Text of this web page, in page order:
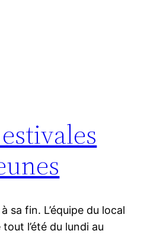
sa fin. L’équipe du local
l’été du lundi au